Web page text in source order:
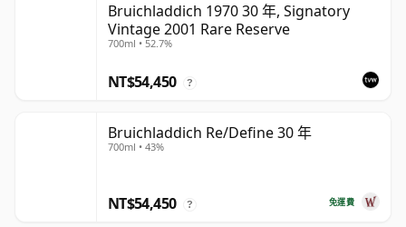
Bruichladdich 1970 30 年, Signatory
Vintage 2001 Rare Reserve
700ml • 52.7%
NT$54,450 ?
Bruichladdich Re/Define 30 年
700ml • 43%
免運費
NT$54,450 ?